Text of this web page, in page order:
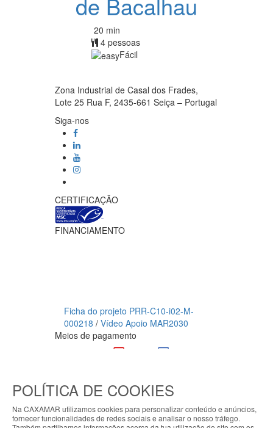
20 min
4 pessoas
Fácil
Zona Industrial de Casal dos Frades,
Lote 25 Rua F, 2435-661 Seiça – Portugal
Siga-nos
CERTIFICAÇÃO
FINANCIAMENTO
Ficha do projeto PRR-C10-i02-M-
000218 / Vídeo Apoio MAR2030
Meios de pagamento
Todos os direitos reservados / Salvo
indicação de contrário as promoções
apresentadas são válidas até ao dia 07-
08-2026
POLÍTICA DE COOKIES
Na CAXAMAR utilizamos cookies para personalizar conteúdo e anúncios,
fornecer funcionalidades de redes sociais e analisar o nosso tráfego.